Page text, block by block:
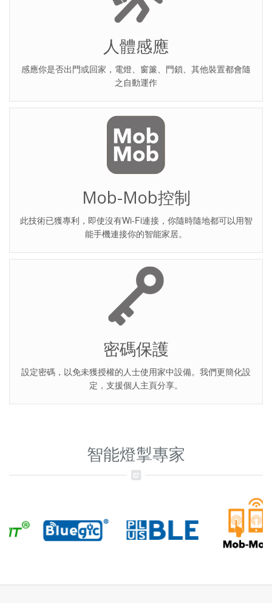
人體感應
感應你是否出門或回家，電燈、窗簾、門鎖、其他裝置都會隨
之自動運作
Mob-Mob控制
此技術已獲專利，即使沒有Wi-Fi連接，你隨時隨地都可以用智
能手機連接你的智能家居。
密碼保護
設定密碼，以免未獲授權的人士使用家中設備。我們更簡化設
定，支援個人主頁分享。
智能燈掣專家